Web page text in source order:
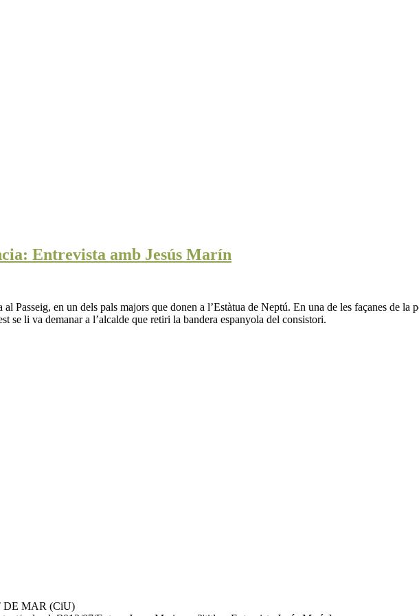
Entrevista amb Jesús Marín
al Passeig, en un dels pals majors que donen a l’Estàtua de Neptú. En una de les façanes de
se li va demanar a l’alcalde que retiri la bandera espanyola del consistori.
MAR (CiU)